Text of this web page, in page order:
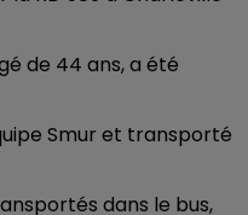
de 44 ans, a été
Smur et transporté
dans le bus,